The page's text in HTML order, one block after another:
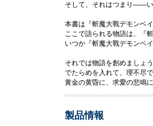
そして、それはつまり――い
本書は『斬魔大戰デモンベ
ここで語られる物語は、『
いつか『斬魔大戰デモンベ
それでは物語を創めましょう
でたらめを入れて、理不尽
黄金の黄昏に、求愛の悲鳴
製品情報